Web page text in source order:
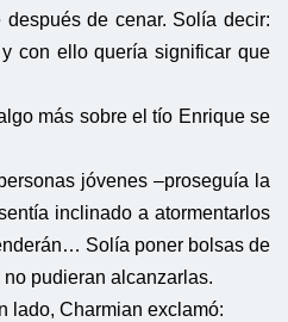
de cenar. Solía decir:
y con ello quería significar que
más sobre el tío Enrique se
jóvenes –proseguía la
inclinado a atormentarlos
Solía poner bolsas de
pudieran alcanzarlas.
lado, Charmian exclamó: